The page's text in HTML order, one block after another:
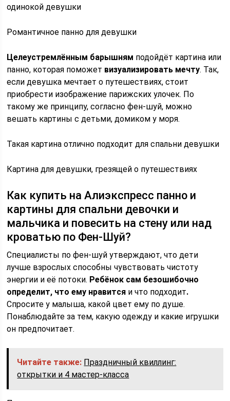
одинокой девушки
Романтичное панно для девушки
Целеустремлённым барышням подойдёт картина или
панно, которая поможет визуализировать мечту. Так,
если девушка мечтает о путешествиях, стоит
приобрести изображение парижских улочек. По
такому же принципу, согласно фен-шуй, можно
вешать картины с детьми, домиком у моря.
Такая картина отлично подходит для спальни девушки
Картина для девушки, грезящей о путешествиях
Как купить на Алиэкспресс панно и
картины для спальни девочки и
мальчика и повесить на стену или над
кроватью по Фен-Шуй?
Специалисты по фен-шуй утверждают, что дети
лучше взрослых способны чувствовать чистоту
энергии и её потоки. Ребёнок сам безошибочно
определит, что ему нравится и что подходит.
Спросите у малыша, какой цвет ему по душе.
Понаблюдайте за тем, какую одежду и какие игрушки
он предпочитает.
Читайте также: Праздничный квиллинг:
открытки и 4 мастер-класса